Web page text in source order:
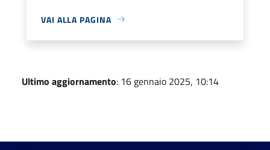
VAI ALLA PAGINA
Ultimo aggiornamento: 16 gennaio 2025, 10:14